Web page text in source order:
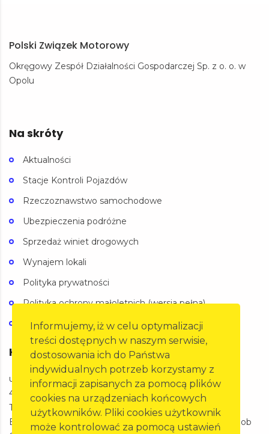
Polski Związek Motorowy
Okręgowy Zespół Działalności Gospodarczej Sp. z o. o. w
Opolu
Na skróty
Aktualności
Stacje Kontroli Pojazdów
Rzeczoznawstwo samochodowe
Ubezpieczenia podróżne
Sprzedaż winiet drogowych
Wynajem lokali
Polityka prywatności
Polityka ochrony małoletnich (wersja pełna)
Polityka ochrony małoletnich (wersja skrócona)
Kontakt
ul. Oleska 125a,
45-231 Opole
Telefon: 77 455 60 27
BIURO Pon-Pt 07:00-15:00 SKP Pon-Pt 07:00-20:00 Sob
Informujemy, iż w celu optymalizacji
treści dostępnych w naszym serwisie,
dostosowania ich do Państwa
indywidualnych potrzeb korzystamy z
informacji zapisanych za pomocą plików
cookies na urządzeniach końcowych
użytkowników. Pliki cookies użytkownik
może kontrolować za pomocą ustawień